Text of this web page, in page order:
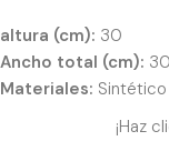
altura (cm): 30
Ancho total (cm): 30
Materiales: Sintético
¡Haz